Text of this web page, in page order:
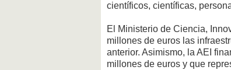
científicos, científicas,
El Ministerio de Ciencia,
millones de euros las
anterior. Asimismo, la AEI
millones de euros y que